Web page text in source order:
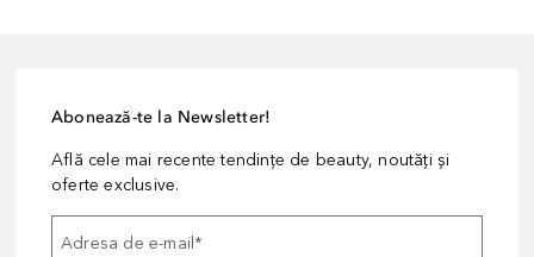
Abonează-te la Newsletter!
Află cele mai recente tendințe de beauty, noutăți și
oferte exclusive.
Adresa de e-mail*